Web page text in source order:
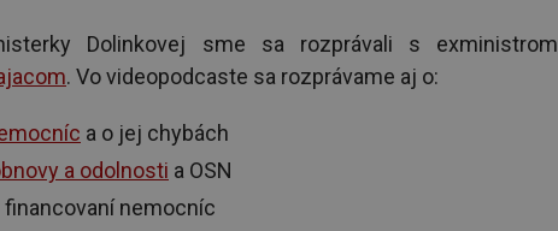
Dolinkovej sme sa rozprávali s exministrom
. Vo videopodcaste sa rozprávame aj o:
a o jej chybách
a odolnosti a OSN
nemocníc